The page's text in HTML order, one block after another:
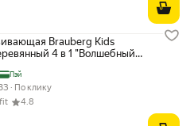
Brauberg Kids
4 в 1 "Волшебный
карточки, фигуры
Яндекс Пэй 2422 ₽ вместо
Пэй
По клику
4.8